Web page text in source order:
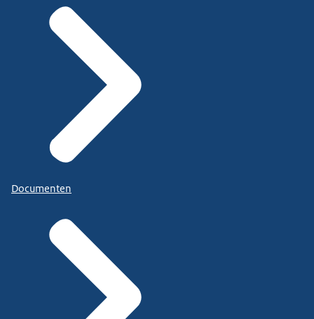
Documenten